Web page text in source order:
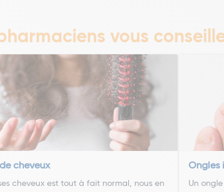
vous
cheveux
cheveux est tout à fait normal, nous en
Ongles
Un